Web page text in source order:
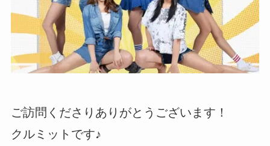
ご訪問くださりありがとうございます！
クルミットです♪